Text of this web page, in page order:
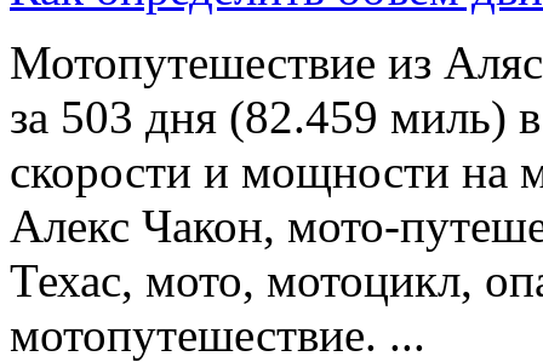
Мотопутешествие из
за 503 дня (82.459 миль)
скорости и мощности на
Алекс Чакон, мото-
Техас, мото, мотоцикл,
мотопутешествие. ...